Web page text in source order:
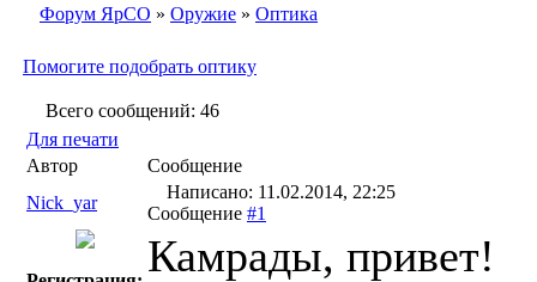
Форум ЯрСО » Оружие » Оптика
Помогите подобрать оптику
Всего сообщений: 46
Для печати
Автор
Сообщение
Nick_yar
Написано: 11.02.2014, 22:25
Сообщение #1
Камрады, привет!